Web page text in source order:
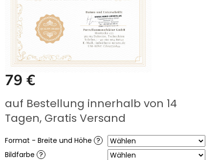
HERSTELLUNG
VON
GRABFOTOS
ZUSAMMENARBEIT
MIT
PARTNERN
Login
79 €
auf Bestellung innerhalb von 14
Tagen, Gratis Versand
Format - Breite und Höhe ?
Bildfarbe ?